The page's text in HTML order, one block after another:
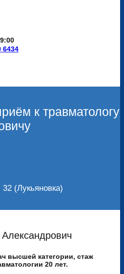
6434
к травматологу
(Лукьяновка)
высшей категории, стаж
20 лет.